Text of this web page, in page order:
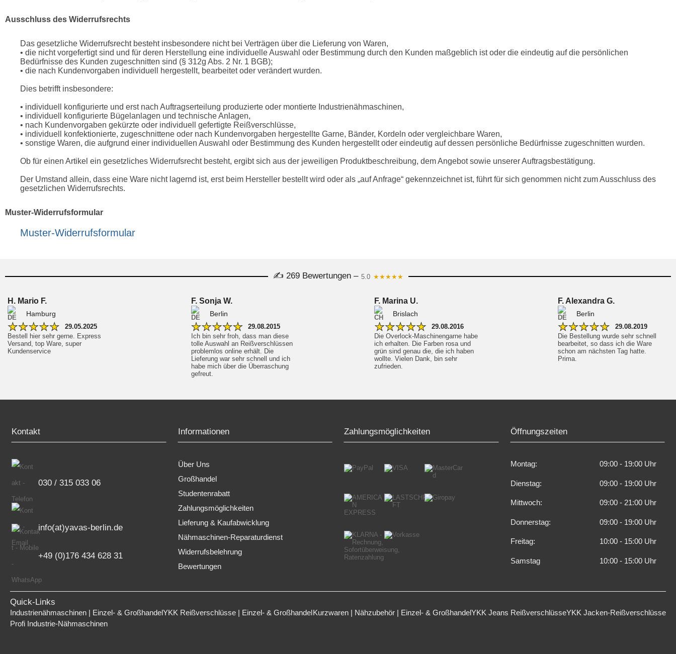
Ausschluss des Widerrufsrechts
Das gesetzliche Widerrufsrecht besteht insbesondere nicht bei Verträgen über die Lieferung von Waren,
• die nicht vorgefertigt sind und für deren Herstellung eine individuelle Auswahl oder Bestimmung durch den Kunden maßgeblich ist oder die eindeutig auf die persönlichen
Bedürfnisse des Kunden zugeschnitten sind (§ 312g Abs. 2 Nr. 1 BGB);
• die nach Kundenvorgaben individuell hergestellt, bearbeitet oder verändert wurden.
Dies betrifft insbesondere:
• individuell konfigurierte und erst nach Auftragserteilung produzierte oder montierte Industrienähmaschinen,
• individuell konfigurierte Bügelanlagen und technische Anlagen,
• nach Kundenvorgaben gekürzte oder individuell gefertigte Reißverschlüsse,
• individuell konfektionierte, zugeschnittene oder nach Kundenvorgaben hergestellte Garne, Bänder, Kordeln oder vergleichbare Waren,
• sonstige Waren, die aufgrund einer individuellen Auswahl oder Bestimmung des Kunden hergestellt oder eindeutig auf dessen persönliche Bedürfnisse zugeschnitten wurden.
Ob für einen Artikel ein gesetzliches Widerrufsrecht besteht, ergibt sich aus der jeweiligen Produktbeschreibung, dem Angebot sowie unserer Auftragsbestätigung.
Der Umstand allein, dass eine Ware nicht lagernd ist, erst beim Hersteller bestellt wird oder als „auf Anfrage“ gekennzeichnet ist, führt für sich genommen nicht zum Ausschluss des
gesetzlichen Widerrufsrechts.
Muster-Widerrufsformular
Muster-Widerrufsformular
✍ 269 Bewertungen – 5.0 ★★★★★
H. Mario F.
Hamburg
★ ★ ★ ★ ★ 29.05.2025
Bestell hier sehr gerne. Express
Versand, top Ware, super
Kundenservice
F. Sonja W.
Berlin
★ ★ ★ ★ ★ 29.08.2015
Ich bin sehr froh, dass man diese
tolle Auswahl an Reißverschlüssen
problemlos online erhält. Die
Lieferung war sehr schnell und ich
habe mich über die Überraschung
gefreut.
F. Marina U.
Brislach
★ ★ ★ ★ ★ 29.08.2016
Die Overlock-Maschinengarne habe
ich erhalten. Die Farben rosa und
grün sind genau die, die ich haben
wollte. Vielen Dank, bin sehr
zufrieden.
F. Alexandra G.
Berlin
★ ★ ★ ★ ★ 29.08.2019
Die Bestellung wurde sehr schnell
bearbeitet, so dass ich die Ware
schon am nächsten Tag hatte.
Prima.
Kontakt
030 / 315 033 06
info(at)yavas-berlin.de
+49 (0)176 434 628 31
Informationen
Über Uns
Großhandel
Studentenrabatt
Zahlungsmöglichkeiten
Lieferung & Kaufabwicklung
Nähmaschinen-Reparaturdienst
Widerrufsbelehrung
Bewertungen
Zahlungsmöglichkeiten Öffnungszeiten
Montag: 09:00 - 19:00 Uhr
Dienstag: 09:00 - 19:00 Uhr
Mittwoch: 09:00 - 21:00 Uhr
Donnerstag: 09:00 - 19:00 Uhr
Freitag: 10:00 - 15:00 Uhr
Samstag 10:00 - 15:00 Uhr
Quick-Links
Industrienähmaschinen | Einzel- & GroßhandelYKK Reißverschlüsse | Einzel- & GroßhandelKurzwaren | Nähzubehör | Einzel- & GroßhandelYKK Jeans ReißverschlüsseYKK Jacken-Reißverschlüsse
Profi Industrie-Nähmaschinen